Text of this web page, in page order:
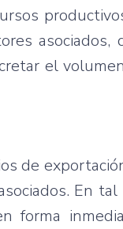
asociados,
elvolumen
de
. En tal
forma